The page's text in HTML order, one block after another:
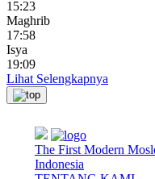
15:23
Maghrib
17:58
Isya
19:09
Lihat Selengkapnya
The First Modern
Indonesia